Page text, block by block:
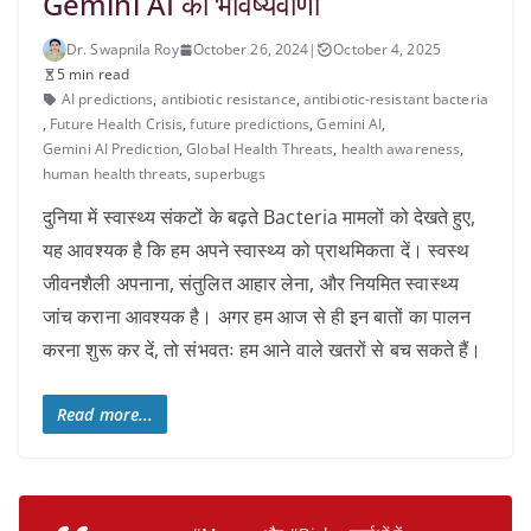
Dr. Swapnila Roy October 26, 2024|
October 4, 2025
5 min read
AI predictions, antibiotic resistance, antibiotic-resistant bacteria
, Future Health Crisis,future predictions,Gemini AI,
Gemini AI Prediction,Global Health Threats, health awareness,
human health threats,superbugs
दुनिया में स्वास्थ्य संकटों के बढ़ते Bacteria मामलों को देखते हुए,
यह आवश्यक है कि हम अपने स्वास्थ्य को प्राथमिकता दें। स्वस्थ
जीवनशैली अपनाना, संतुलित आहार लेना, और नियमित स्वास्थ्य
जांच कराना आवश्यक है। अगर हम आज से ही इन बातों का पालन
करना शुरू कर दें, तो संभवतः हम आने वाले खतरों से बच सकते हैं।
Read more...